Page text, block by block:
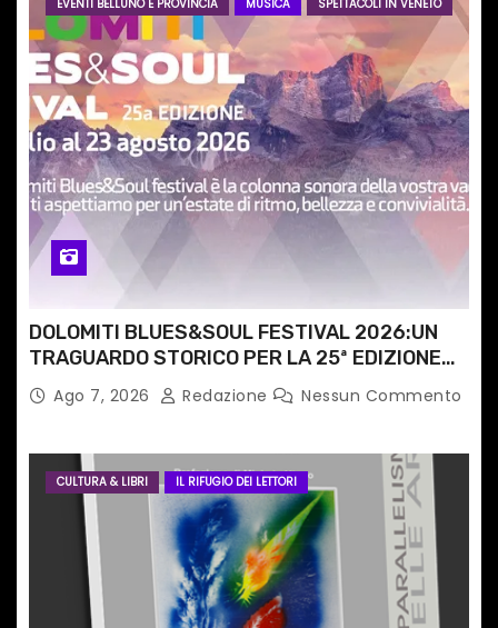
a
r
t
i
c
o
l
i
EVENTI BELLUNO E PROVINCIA MUSICA SPETTACOLI IN VENETO
DOLOMITI BLUES&SOUL FESTIVAL 2026:UN
TRAGUARDO STORICO PER LA 25ª EDIZIONE
TRA LE CIME PATRIMONIO UNESCO
Ago 7, 2026 Redazione Nessun Commento
CULTURA & LIBRI IL RIFUGIO DEI LETTORI